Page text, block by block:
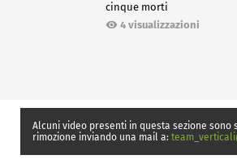
cinque morti
4 visualizzazioni
Alcuni video presenti in questa sezione
rimozione inviando una mail a: